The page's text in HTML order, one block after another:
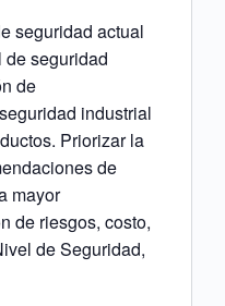
seguridad actual
de seguridad
de
industrial
Priorizar la
de
mayor
de riesgos, costo,
de Seguridad,